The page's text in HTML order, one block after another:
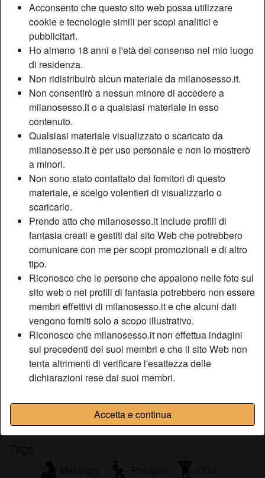
Acconsento che questo sito web possa utilizzare
cookie e tecnologie simili per scopi analitici e
pubblicitari.
Ho almeno 18 anni e l'età del consenso nel mio luogo
di residenza.
Non ridistribuirò alcun materiale da milanosesso.it.
Non consentirò a nessun minore di accedere a
milanosesso.it o a qualsiasi materiale in esso
contenuto.
Qualsiasi materiale visualizzato o scaricato da
milanosesso.it è per uso personale e non lo mostrerò
a minori.
Non sono stato contattato dai fornitori di questo
materiale, e scelgo volentieri di visualizzarlo o
scaricarlo.
Prendo atto che milanosesso.it include profili di
fantasia creati e gestiti dal sito Web che potrebbero
comunicare con me per scopi promozionali e di altro
tipo.
Riconosco che le persone che appaiono nelle foto sul
sito web o nei profili di fantasia potrebbero non essere
membri effettivi di milanosesso.it e che alcuni dati
vengono forniti solo a scopo illustrativo.
Riconosco che milanosesso.it non effettua indagini
sui precedenti dei suoi membri e che il sito Web non
tenta altrimenti di verificare l'esattezza delle
dichiarazioni rese dai suoi membri.
Accetta e continua
Nickname:
Età:
36
Paese:
Italia
Provincia:
Milano
Sesso:
Donna
Sessualità:
Relazione:
Single
Colore dei capelli:
Bionde
Depilata:
Depilata
Fumatrice:
Descrizione
Grande tifosa interista e amante del calcio in generale,
cerca cuore neroazzurro con cui andare allo stadio e nn
solo! Vivo da sola e ho casa tutta per noi per guardare le
partite in tv! Caro neroazzurro scrivimi
Non ha specificato le sue preferenze